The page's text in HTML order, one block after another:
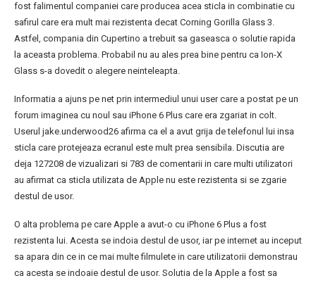
fost falimentul companiei care producea acea sticla in combinatie cu
safirul care era mult mai rezistenta decat Corning Gorilla Glass 3.
Astfel, compania din Cupertino a trebuit sa gaseasca o solutie rapida
la aceasta problema. Probabil nu au ales prea bine pentru ca Ion-X
Glass s-a dovedit o alegere neinteleapta.
Informatia a ajuns pe net prin intermediul unui user care a postat pe un
forum imaginea cu noul sau iPhone 6 Plus care era zgariat in colt.
Userul jake.underwood26 afirma ca el a avut grija de telefonul lui insa
sticla care protejeaza ecranul este mult prea sensibila. Discutia are
deja 127208 de vizualizari si 783 de comentarii in care multi utilizatori
au afirmat ca sticla utilizata de Apple nu este rezistenta si se zgarie
destul de usor.
O alta problema pe care Apple a avut-o cu iPhone 6 Plus a fost
rezistenta lui. Acesta se indoia destul de usor, iar pe internet au inceput
sa apara din ce in ce mai multe filmulete in care utilizatorii demonstrau
ca acesta se indoaie destul de usor. Solutia de la Apple a fost sa